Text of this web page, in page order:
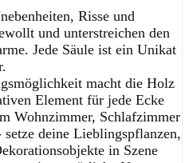
Risse und
und unterstreichen den
Jede Säule ist ein Unikat
macht die Holz
Element für jede Ecke
Wohnzimmer, Schlafzimmer
setze deine Lieblingspflanzen,
in Szene